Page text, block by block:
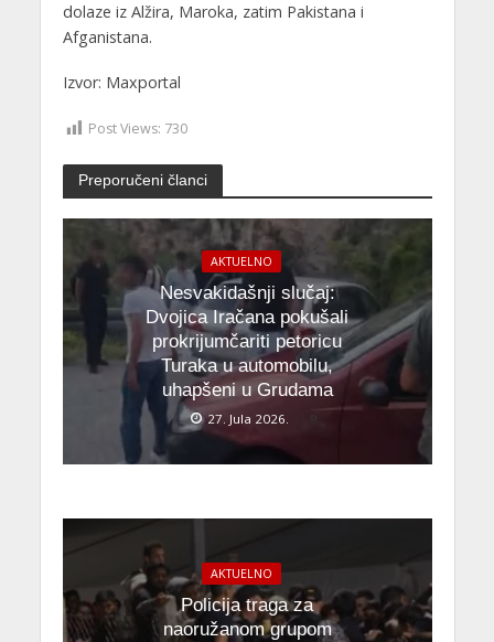
dolaze iz Alžira, Maroka, zatim Pakistana i
Afganistana.
Izvor: Maxportal
Post Views: 730
Preporučeni članci
AKTUELNO
Nesvakidašnji slučaj:
Dvojica Iračana pokušali
prokrijumčariti petoricu
Turaka u automobilu,
uhapšeni u Grudama
27. Jula 2026.
AKTUELNO
Policija traga za
naoružanom grupom